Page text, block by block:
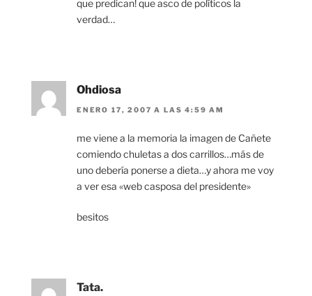
que predican! que asco de políticos la
verdad…
Ohdiosa
ENERO 17, 2007 A LAS 4:59 AM
me viene a la memoria la imagen de Cañete
comiendo chuletas a dos carrillos…más de
uno debería ponerse a dieta…y ahora me voy
a ver esa «web casposa del presidente»
besitos
Tata.